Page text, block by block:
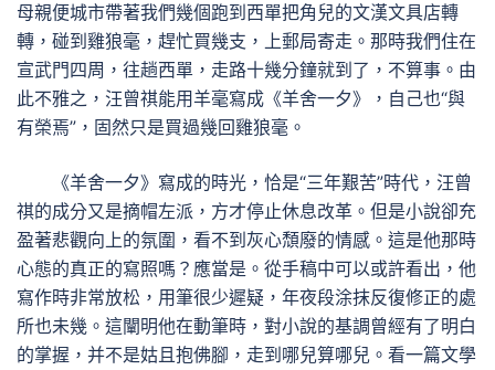
母親便城市帶著我們幾個跑到西單把角兒的文漢文具店轉
轉，碰到雞狼毫，趕忙買幾支，上郵局寄走。那時我們住在
宣武門四周，往趟西單，走路十幾分鐘就到了，不算事。由
此不雅之，汪曾祺能用羊毫寫成《羊舍一夕》，自己也“與
有榮焉”，固然只是買過幾回雞狼毫。
《羊舍一夕》寫成的時光，恰是“三年艱苦”時代，汪曾
祺的成分又是摘帽左派，方才停止休息改革。但是小說卻充
盈著悲觀向上的氛圍，看不到灰心頹廢的情感。這是他那時
心態的真正的寫照嗎？應當是。從手稿中可以或許看出，他
寫作時非常放松，用筆很少遲疑，年夜段涂抹反復修正的處
所也未幾。這闡明他在動筆時，對小說的基調曾經有了明白
的掌握，并不是姑且抱佛腳，走到哪兒算哪兒。看一篇文學